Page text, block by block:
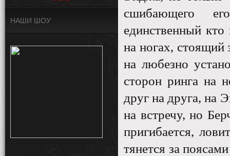
НАШИ ШОУ
сшибающего
единственный кто
на ногах,
на любезно
сторон ринга на
друг на друга, на
на встречу, но
пригибается,
тянется за